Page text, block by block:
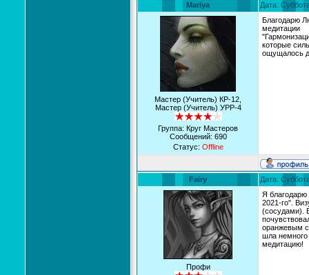
Mariya Дата:
Мастер (Учитель) КР-12,
Мастер (Учитель) УРР-4
Группа: Круг Мастеров
Сообщений: 690
Статус: Offline
Благодарю
медитации
которые
ощущалось
Fairy Дата:
Профи
Я благодарю
2021-го".
(сосудами).
оранжевым
шла немного
медитацию!